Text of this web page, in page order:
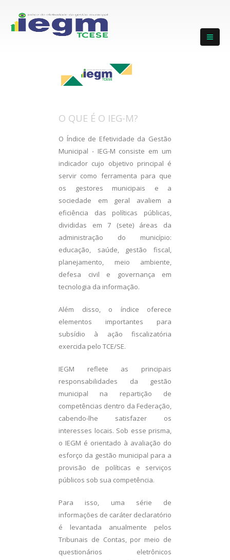
O QUE É O IEG-M?
O Índice de Efetividade da Gestão
Municipal - IEG-M consiste em um
indicador cujo objetivo principal é
servir como ferramenta para que
os gestores municipais e a
sociedade em geral avaliem a
eficiência das políticas públicas,
divididas em 7 (sete) áreas da
administração do município:
educação, saúde, gestão fiscal,
planejamento, meio ambiente,
defesa civil e governança em
tecnologia da informação.
Além disso, o índice oferece
elementos importantes para
subsídio à ação fiscalizatória
exercida pelo TCE/SE.
IEGM reflete as principais
responsabilidades da gestão
municipal na repartição de
competências dentro da Federação,
cabendo-lhe satisfazer os
interesses locais. Sob esse prisma,
o IEGM é orientado à avaliação do
esforço da gestão municipal para a
provisão de políticas e serviços
públicos sob sua competência.
Para isso, uma série de
informações de caráter declaratório
é levantada anualmente pelos
Tribunais de Contas, por meio de
questionários eletrônicos